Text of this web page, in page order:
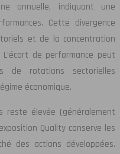
annuelle, indiquant une
Cette divergence
et de la concentration
de performance peut
de rotations sectorielles
économique.
reste élevée (généralement
Quality conserve les
des actions développées.